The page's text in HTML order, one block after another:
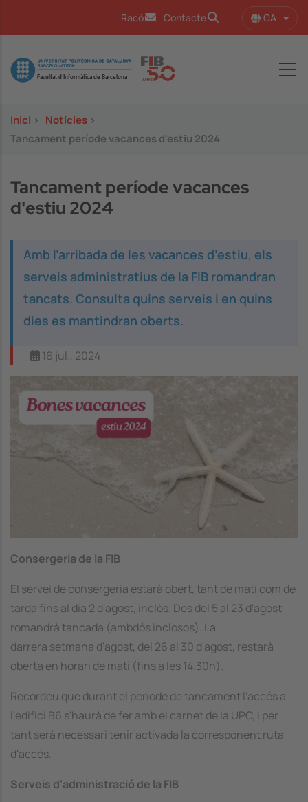
Racó Contacte CA
Image
Inici > Notícies >
Tancament període vacances d'estiu 2024
Tancament període vacances
d'estiu 2024
Amb l’arribada de les vacances d’estiu, els
serveis administratius de la FIB romandran
tancats. Consulta quins serveis i en quins
dies es mantindran oberts.
16 jul., 2024
Consergeria de la FIB
El servei de consergeria estarà obert, tant de matí com de
tarda fins al dia 2 d'agost, inclòs. Des del 5 al 23 d'agost
romandrà tancada (ambdós inclosos). La
darrera setmana d'agost, del 26 al 30 d'agost, restarà
oberta en horari de matí (fins a les 14.30h).
Recordeu que durant el període de tancament l'accés a
l'edifici B6 s'haurà de fer amb el carnet de la UPC, i per
tant serà necessari tenir activada la corresponent ruta
d'accés.
Serveis d'administració de la FIB